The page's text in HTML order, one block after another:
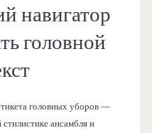
навигатор
головной
головных уборов —
ансамбля и